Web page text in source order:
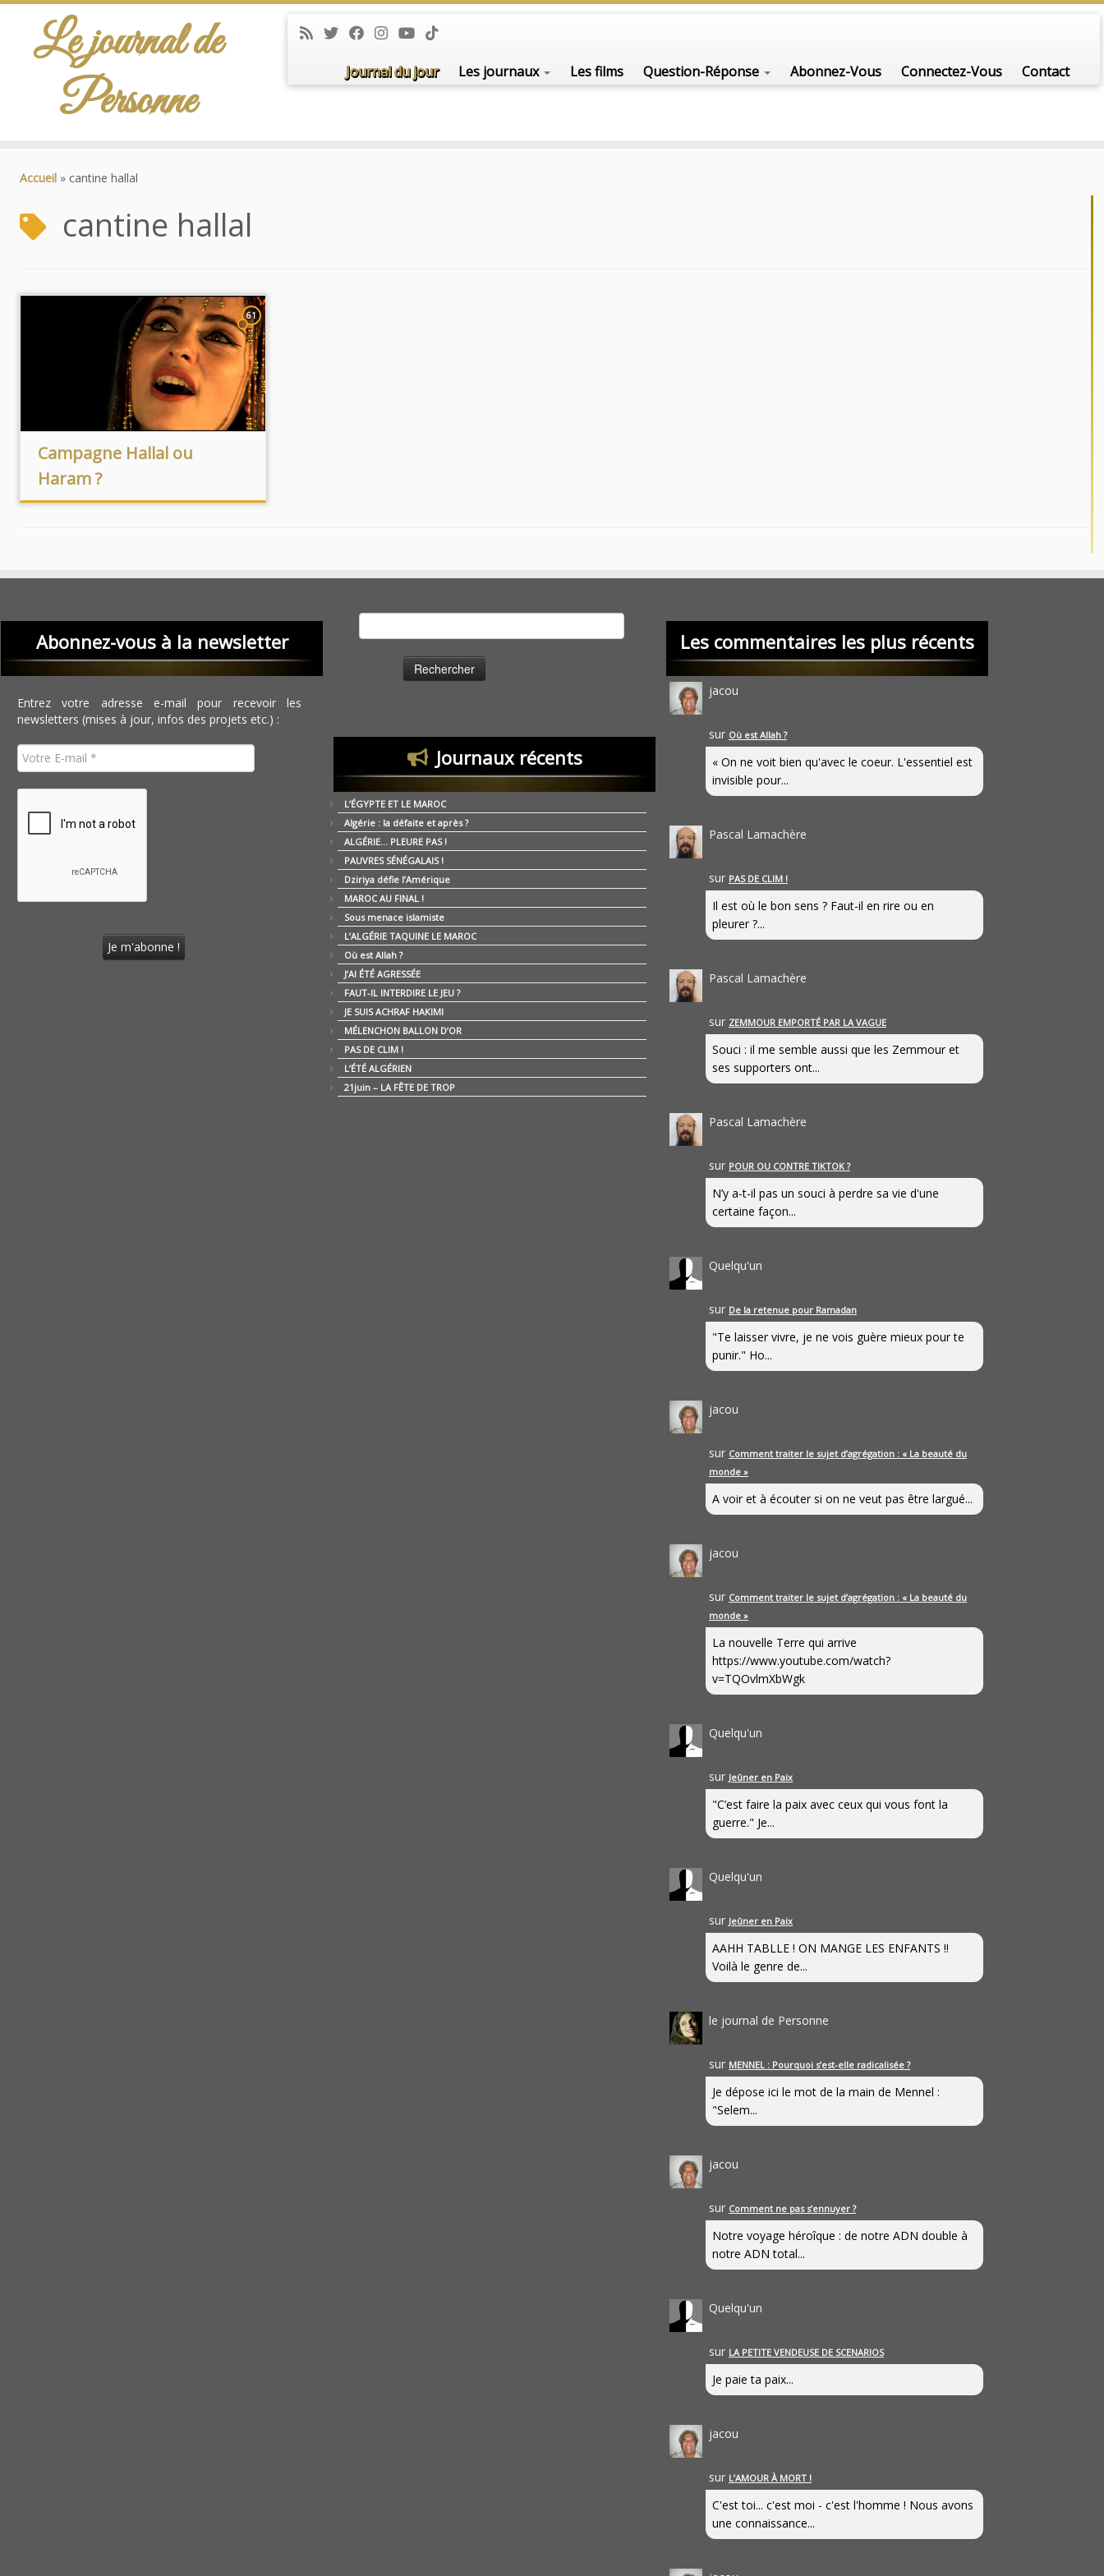
Le journal de
Personne
Journal du jour Les journaux Les films Question-Réponse Abonnez-Vous Connectez-Vous Contact
Accueil » cantine hallal
cantine hallal
61
Campagne Hallal ou
Haram ?
Abonnez-vous à la newsletter
Entrez votre adresse e-mail pour recevoir les
newsletters (mises à jour, infos des projets etc.) :
Journaux récents
L’ÉGYPTE ET LE MAROC
Algérie : la défaite et après ?
ALGÉRIE… PLEURE PAS !
PAUVRES SÉNÉGALAIS !
Dziriya défie l’Amérique
MAROC AU FINAL !
Sous menace islamiste
L’ALGÉRIE TAQUINE LE MAROC
Où est Allah ?
J’AI ÉTÉ AGRESSÉE
FAUT-IL INTERDIRE LE JEU ?
JE SUIS ACHRAF HAKIMI
MÉLENCHON BALLON D’OR
PAS DE CLIM !
L’ÉTÉ ALGÉRIEN
21juin – LA FÊTE DE TROP
Les commentaires les plus récents
jacou
sur Où est Allah ?
« On ne voit bien qu'avec le coeur. L'essentiel est
invisible pour...
Pascal Lamachère
sur PAS DE CLIM !
Il est où le bon sens ? Faut-il en rire ou en
pleurer ?...
Pascal Lamachère
sur ZEMMOUR EMPORTÉ PAR LA VAGUE
Souci : il me semble aussi que les Zemmour et
ses supporters ont...
Pascal Lamachère
sur POUR OU CONTRE TIKTOK ?
N’y a-t-il pas un souci à perdre sa vie d'une
certaine façon...
Quelqu'un
sur De la retenue pour Ramadan
"Te laisser vivre, je ne vois guère mieux pour te
punir." Ho...
jacou
sur Comment traiter le sujet d’agrégation : « La beauté du
monde »
A voir et à écouter si on ne veut pas être largué...
jacou
sur Comment traiter le sujet d’agrégation : « La beauté du
monde »
La nouvelle Terre qui arrive
https://www.youtube.com/watch?
v=TQOvlmXbWgk
Quelqu'un
sur Jeûner en Paix
"C’est faire la paix avec ceux qui vous font la
guerre." Je...
Quelqu'un
sur Jeûner en Paix
AAHH TABLLE ! ON MANGE LES ENFANTS !!
Voilà le genre de...
le journal de Personne
sur MENNEL : Pourquoi s’est-elle radicalisée ?
Je dépose ici le mot de la main de Mennel :
"Selem...
jacou
sur Comment ne pas s’ennuyer ?
Notre voyage héroîque : de notre ADN double à
notre ADN total...
Quelqu'un
sur LA PETITE VENDEUSE DE SCENARIOS
Je paie ta paix...
jacou
sur L’AMOUR À MORT !
C'est toi... c'est moi - c'est l'homme ! Nous avons
une connaissance...